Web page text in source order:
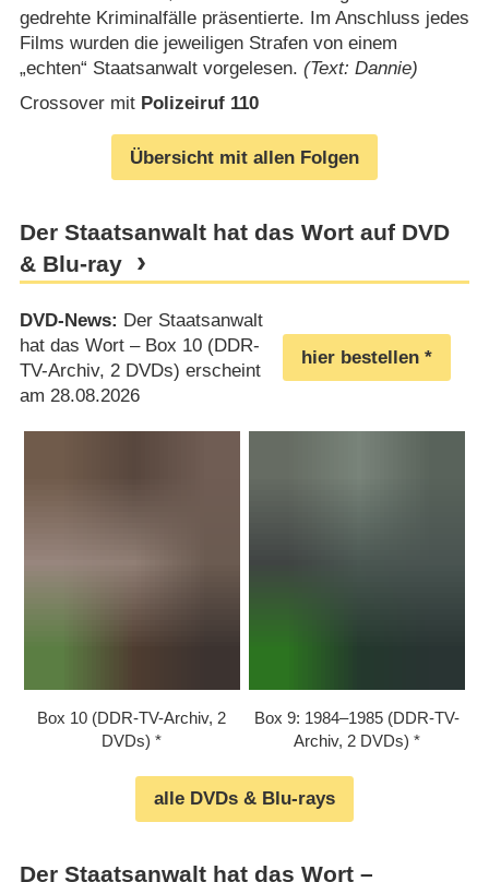
gedrehte Kriminalfälle präsentierte. Im Anschluss jedes
Films wurden die jeweiligen Strafen von einem
„echten“ Staatsanwalt vorgelesen. (Text: Dannie)
Crossover mit Polizeiruf 110
Übersicht mit allen Folgen
Der Staatsanwalt hat das Wort auf DVD
& Blu-ray
DVD-News: Der Staatsanwalt
hat das Wort – Box 10 (DDR-
TV-Archiv, 2 DVDs) erscheint
am 28.08.2026
hier bestellen
Box 10 (DDR-TV-Archiv, 2
DVDs)
Box 9: 1984⁠–⁠1985 (DDR-TV-
Archiv, 2 DVDs)
alle DVDs & Blu-rays
Der Staatsanwalt hat das Wort –